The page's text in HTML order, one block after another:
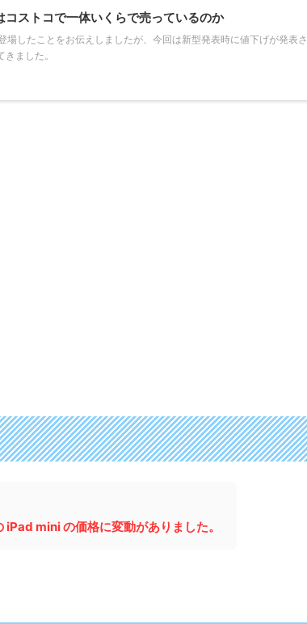
ストコで一体いくらで売っているのか
したことをお伝えしましたが、今回は新型発表時に値下げが発表さ
ました。
mini の価格に変動がありました。